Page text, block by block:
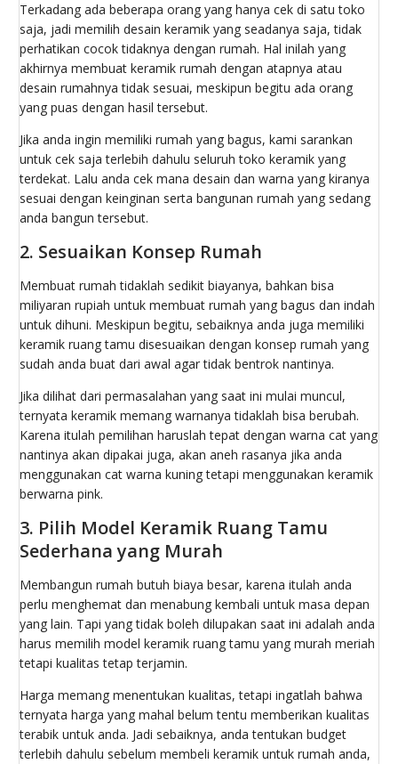
Terkadang ada beberapa orang yang hanya cek di satu toko
saja, jadi memilih desain keramik yang seadanya saja, tidak
perhatikan cocok tidaknya dengan rumah. Hal inilah yang
akhirnya membuat keramik rumah dengan atapnya atau
desain rumahnya tidak sesuai, meskipun begitu ada orang
yang puas dengan hasil tersebut.
Jika anda ingin memiliki rumah yang bagus, kami sarankan
untuk cek saja terlebih dahulu seluruh toko keramik yang
terdekat. Lalu anda cek mana desain dan warna yang kiranya
sesuai dengan keinginan serta bangunan rumah yang sedang
anda bangun tersebut.
2. Sesuaikan Konsep Rumah
Membuat rumah tidaklah sedikit biayanya, bahkan bisa
miliyaran rupiah untuk membuat rumah yang bagus dan indah
untuk dihuni. Meskipun begitu, sebaiknya anda juga memiliki
keramik ruang tamu disesuaikan dengan konsep rumah yang
sudah anda buat dari awal agar tidak bentrok nantinya.
Jika dilihat dari permasalahan yang saat ini mulai muncul,
ternyata keramik memang warnanya tidaklah bisa berubah.
Karena itulah pemilihan haruslah tepat dengan warna cat yang
nantinya akan dipakai juga, akan aneh rasanya jika anda
menggunakan cat warna kuning tetapi menggunakan keramik
berwarna pink.
3. Pilih Model Keramik Ruang Tamu
Sederhana yang Murah
Membangun rumah butuh biaya besar, karena itulah anda
perlu menghemat dan menabung kembali untuk masa depan
yang lain. Tapi yang tidak boleh dilupakan saat ini adalah anda
harus memilih model keramik ruang tamu yang murah meriah
tetapi kualitas tetap terjamin.
Harga memang menentukan kualitas, tetapi ingatlah bahwa
ternyata harga yang mahal belum tentu memberikan kualitas
terabik untuk anda. Jadi sebaiknya, anda tentukan budget
terlebih dahulu sebelum membeli keramik untuk rumah anda,